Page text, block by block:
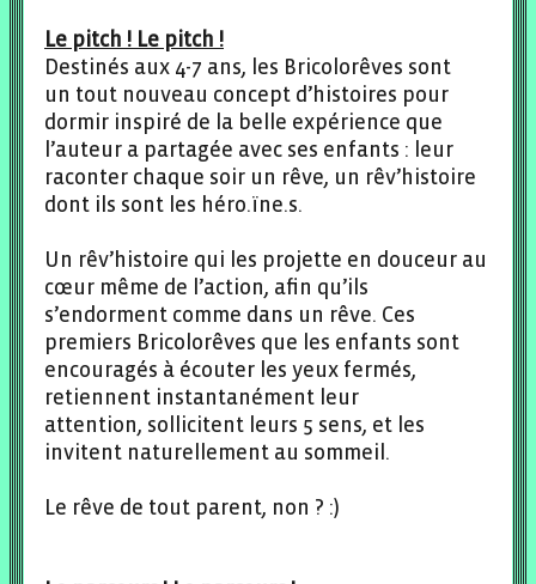
Le pitch ! Le pitch !
Destinés aux 4-7 ans, les Bricolorêves sont
un tout nouveau concept d’histoires pour
dormir inspiré de la belle expérience que
l’auteur a partagée avec ses enfants : leur
raconter chaque soir un rêve, un rêv’histoire
dont ils sont les héro.ïne.s.
Un rêv’histoire qui les projette en douceur au
cœur même de l’action, afin qu’ils
s’endorment comme dans un rêve. Ces
premiers Bricolorêves que les enfants sont
encouragés à écouter les yeux fermés,
retiennent instantanément leur
attention, sollicitent leurs 5 sens, et les
invitent naturellement au sommeil.
Le rêve de tout parent, non ? :)